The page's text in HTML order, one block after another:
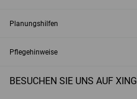
Planungshilfen
Pflegehinweise
BESUCHEN SIE UNS AUF XING